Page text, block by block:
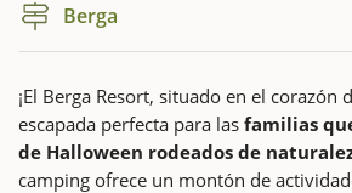
Berga
¡El Berga Resort, situado en el corazón
escapada perfecta para las familias
de Halloween rodeados de
camping ofrece un montón de